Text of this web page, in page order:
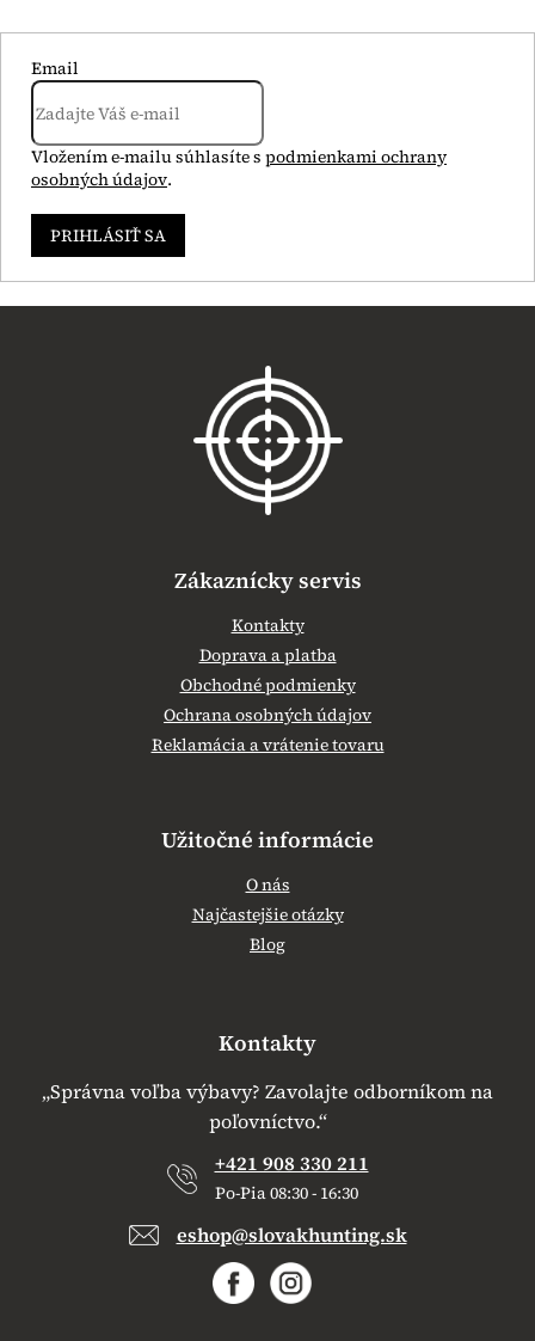
Email
Vložením e-mailu súhlasíte s podmienkami ochrany
osobných údajov.
PRIHLÁSIŤ SA
Zákaznícky servis
Kontakty
Doprava a platba
Obchodné podmienky
Ochrana osobných údajov
Reklamácia a vrátenie tovaru
Užitočné informácie
O nás
Najčastejšie otázky
Blog
Kontakty
„Správna voľba výbavy? Zavolajte odborníkom na
poľovníctvo.“
+421 908 330 211
Po-Pia 08:30 - 16:30
eshop@slovakhunting.sk